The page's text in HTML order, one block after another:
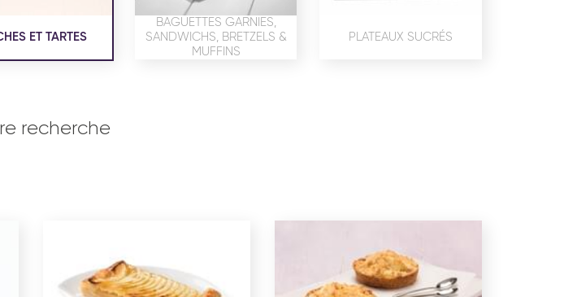
confidentialité
ET TARTES
BAGUETTES GARNIES,
SANDWICHS, BRETZELS &
MUFFINS
PLATEAUX SUCRÉS
recherche